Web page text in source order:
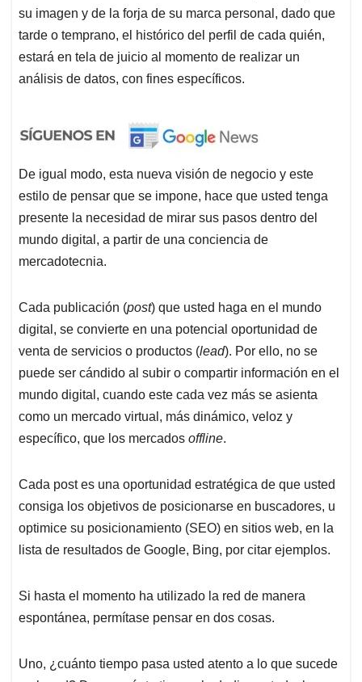
su imagen y de la forja de su marca personal, dado que
tarde o temprano, el histórico del perfil de cada quién,
estará en tela de juicio al momento de realizar un
análisis de datos, con fines específicos.
De igual modo, esta nueva visión de negocio y este
estilo de pensar que se impone, hace que usted tenga
presente la necesidad de mirar sus pasos dentro del
mundo digital, a partir de una conciencia de
mercadotecnia.
Cada publicación (post) que usted haga en el mundo
digital, se convierte en una potencial oportunidad de
venta de servicios o productos (lead). Por ello, no se
puede ser cándido al subir o compartir información en el
mundo digital, cuando este cada vez más se asienta
como un mercado virtual, más dinámico, veloz y
específico, que los mercados offline.
Cada post es una oportunidad estratégica de que usted
consiga los objetivos de posicionarse en buscadores, u
optimice su posicionamiento (SEO) en sitios web, en la
lista de resultados de Google, Bing, por citar ejemplos.
Si hasta el momento ha utilizado la red de manera
espontánea, permítase pensar en dos cosas.
Uno, ¿cuánto tiempo pasa usted atento a lo que sucede